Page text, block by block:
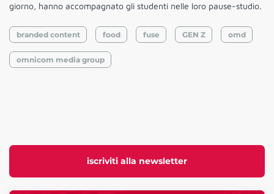
iscriviti alla newsletter
giorno, hanno accompagnato gli studenti nelle loro pause-studio.
branded content food fuse GEN Z omd
omnicom media group